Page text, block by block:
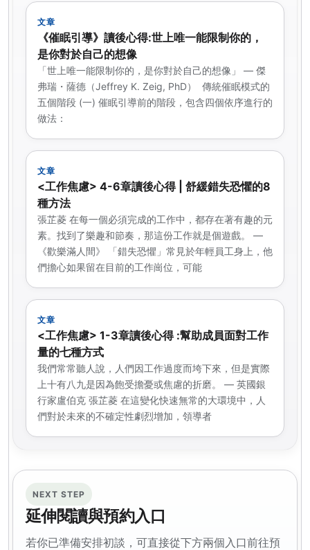
文章
《催眠引導》讀後心得:世上唯一能限制你的，
是你對於自己的想像
「世上唯一能限制你的，是你對於自己的想像」 — 傑
弗瑞・薩德（Jeffrey K. Zeig, PhD） ­ 傳統催眠模式的
五個階段 (一) 催眠引導前的階段，包含四個依序進行的
做法：
文章
<工作焦慮> 4-6章讀後心得 | 舒緩錯失恐懼的8
種方法
張芷菱 在每一個必須完成的工作中，都存在著有趣的元
素。找到了樂趣和節奏，那這份工作就是個遊戲。 —
《歡樂滿人間》 「錯失恐懼」常見於年輕員工身上，他
們擔心如果留在目前的工作崗位，可能
文章
<工作焦慮> 1-3章讀後心得 :幫助成員面對工作
量的七種方式
我們常常聽人說，人們因工作過度而垮下來，但是實際
上十有八九是因為飽受擔憂或焦慮的折磨。 — 英國銀
行家盧伯克 張芷菱 在這變化快速無常的大環境中，人
們對於未來的不確定性劇烈增加，領導者
NEXT STEP
延伸閱讀與預約入口
若你已準備安排初談，可直接從下方兩個入口前往預